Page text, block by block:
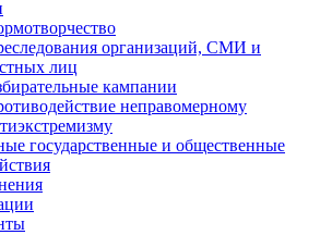
организаций, СМИ и
лиц
кампании
неправомерному
государственные и общественные